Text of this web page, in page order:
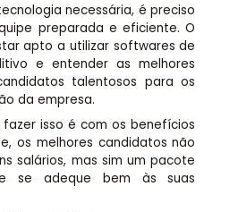
necessária, é preciso
preparada e eficiente. O
apto a utilizar softwares de
e entender as melhores
talentosos para os
da empresa.
isso é com os benefícios
os melhores candidatos não
salários, mas sim um pacote
se adeque bem às suas